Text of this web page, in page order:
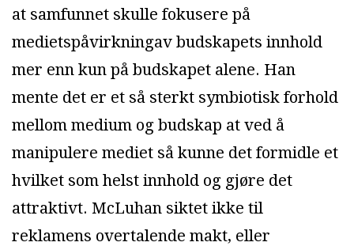
at samfunnet skulle fokusere på
medietspåvirkningav budskapets innhold
mer enn kun på budskapet alene. Han
mente det er et så sterkt symbiotisk forhold
mellom medium og budskap at ved å
manipulere mediet så kunne det formidle et
hvilket som helst innhold og gjøre det
attraktivt. McLuhan siktet ikke til
reklamens overtalende makt, eller